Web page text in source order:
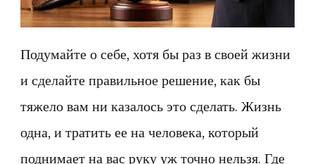
Подумайте о себе, хотя бы раз в своей жизни
и сделайте правильное решение, как бы
тяжело вам ни казалось это сделать. Жизнь
одна, и тратить ее на человека, который
поднимает на вас руку уж точно нельзя. Где